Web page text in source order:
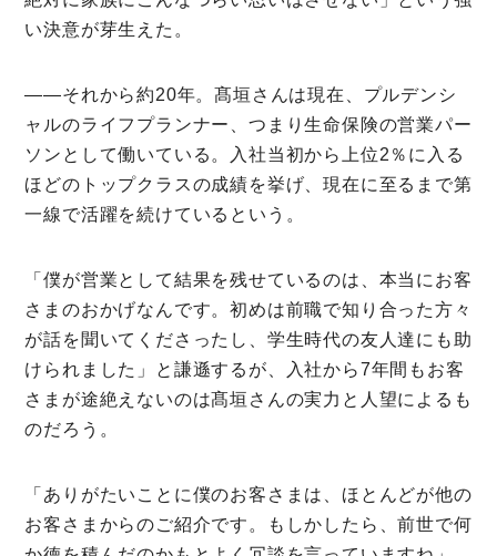
い決意が芽生えた。
――それから約20年。髙垣さんは現在、プルデンシ
ャルのライフプランナー、つまり生命保険の営業パー
ソンとして働いている。入社当初から上位2％に入る
ほどのトップクラスの成績を挙げ、現在に至るまで第
一線で活躍を続けているという。
「僕が営業として結果を残せているのは、本当にお客
さまのおかげなんです。初めは前職で知り合った方々
が話を聞いてくださったし、学生時代の友人達にも助
けられました」と謙遜するが、入社から7年間もお客
さまが途絶えないのは髙垣さんの実力と人望によるも
のだろう。
「ありがたいことに僕のお客さまは、ほとんどが他の
お客さまからのご紹介です。もしかしたら、前世で何